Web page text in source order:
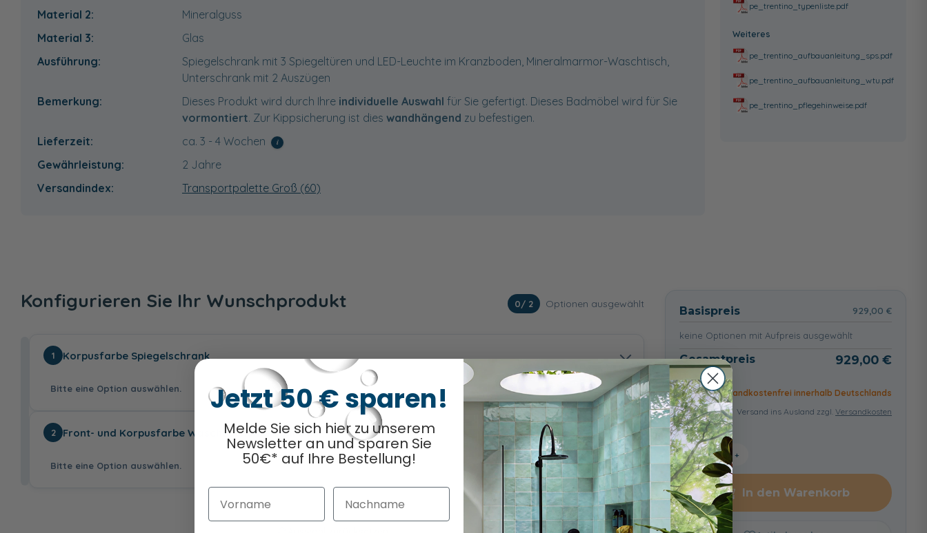
Material 2:
Mineralguss
Material 3:
Glas
Ausführung:
Spiegelschrank mit 3 Spiegeltüren und LED-Leuchte im Kranzboden, Mineralmarmor-Waschtisch,
Unterschrank mit 2 Auszügen
Bemerkung:
Dieses Produkt wird durch Ihre individuelle Auswahl für Sie gefertigt. Dieses Badmöbel wird für Sie
vormontiert. Zur Kippsicherung ist dies wandhängend zu befestigen.
Lieferzeit:
ca. 3 - 4 Wochen i
Gewährleistung:
2 Jahre
Versandindex:
Transportpalette Groß (60)
pe_trentino_typenliste.pdf
Weiteres
pe_trentino_aufbauanleitung_sps.pdf
pe_trentino_aufbauanleitung_wtu.pdf
pe_trentino_pflegehinweise.pdf
Konfigurieren Sie Ihr Wunschprodukt 0/ 2 Optionen ausgewählt
1 Korpusfarbe Spiegelschrank
Bitte eine Option auswählen.
Graphit Struktur
Nachbildung
Riviera Eiche
Nachbildung
Eiche Ribbeck
Nachbildung
2 Front- und Korpusfarbe Waschtischunterschrank
Bitte eine Option auswählen.
Basispreis 929,00 €
keine Optionen mit Aufpreis ausgewählt
Gesamtpreis 929,00 €
Versandkostenfrei innerhalb Deutschlands
Versand ins Ausland zzgl. Versandkosten
− +
In den Warenkorb
Jetzt 50 € sparen!
Melde Sie sich hier zu unserem
Newsletter an und sparen Sie
50€* auf Ihre Bestellung!
Vorname Nachname